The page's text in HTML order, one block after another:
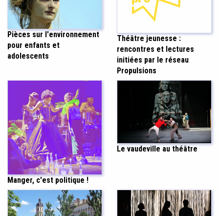
Pièces sur l'environnement
pour enfants et
adolescents
Théâtre jeunesse :
rencontres et lectures
initiées par le réseau
Propulsions
Manger, c'est politique !
Le vaudeville au théâtre